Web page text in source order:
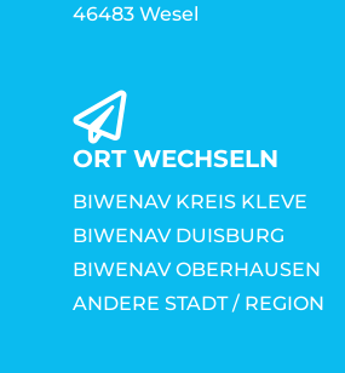
46483 Wesel
ORT WECHSELN
BIWENAV KREIS KLEVE
BIWENAV DUISBURG
BIWENAV OBERHAUSEN
ANDERE STADT / REGION